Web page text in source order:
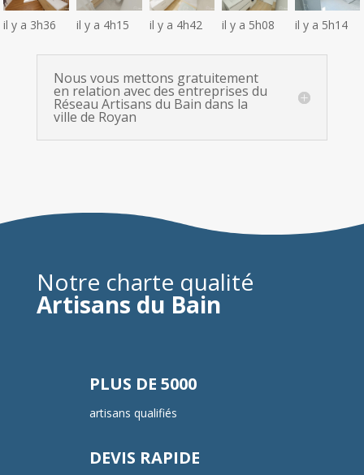
il y a 3h36 il y a 4h15 il y a 4h42 il y a 5h08 il y a 5h14
Nous vous mettons gratuitement
en relation avec des entreprises du
Réseau Artisans du Bain dans la
ville de Royan
Notre charte qualité
Artisans du Bain
PLUS DE 5000
artisans qualifiés
DEVIS RAPIDE